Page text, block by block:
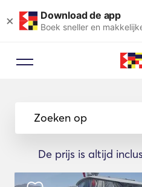
× Download de app
Boek sneller en
Zoeken op
De prijs is altijd